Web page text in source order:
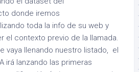
donde iremos
toda la info de su web y
el contexto previo de la llamada.
vaya llenando nuestro listado, el
irá lanzando las primeras